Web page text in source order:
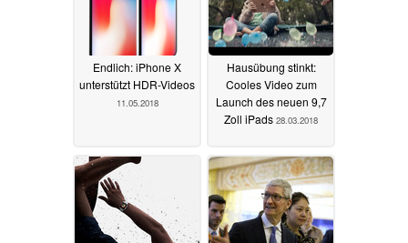
Endlich: iPhone X
unterstützt HDR-Videos
11.05.2018
Hausübung stinkt:
Cooles Video zum
Launch des neuen 9,7
Zoll iPads 28.03.2018